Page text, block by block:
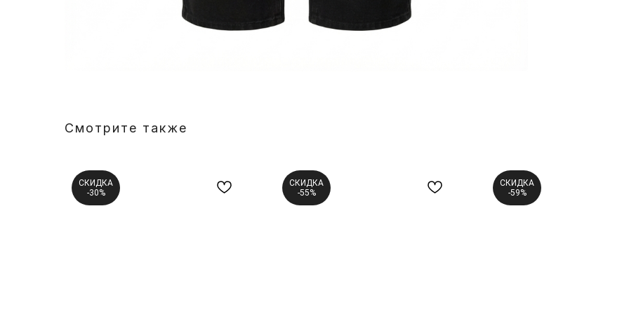
Смотрите также
СКИДКА
-30%
СКИДКА
-55%
СКИДКА
-59%